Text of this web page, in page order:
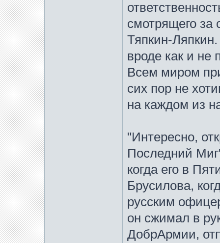
смотрящего за
Тяпкин-
вроде как и не
Всем миром
сих пор не
на каждом из
"Интересно,
Последний
когда его в
Брусилова,
русским
он сжимал в
ДобрАрмии,